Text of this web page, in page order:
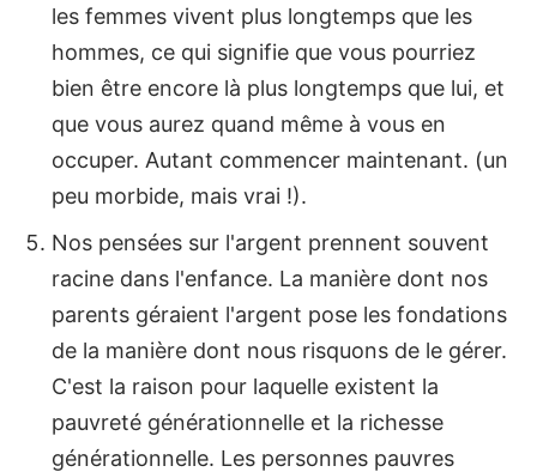
les femmes vivent plus longtemps que les
hommes, ce qui signifie que vous pourriez
bien être encore là plus longtemps que lui, et
que vous aurez quand même à vous en
occuper. Autant commencer maintenant. (un
peu morbide, mais vrai !).
Nos pensées sur l'argent prennent souvent
racine dans l'enfance. La manière dont nos
parents géraient l'argent pose les fondations
de la manière dont nous risquons de le gérer.
C'est la raison pour laquelle existent la
pauvreté générationnelle et la richesse
générationnelle. Les personnes pauvres